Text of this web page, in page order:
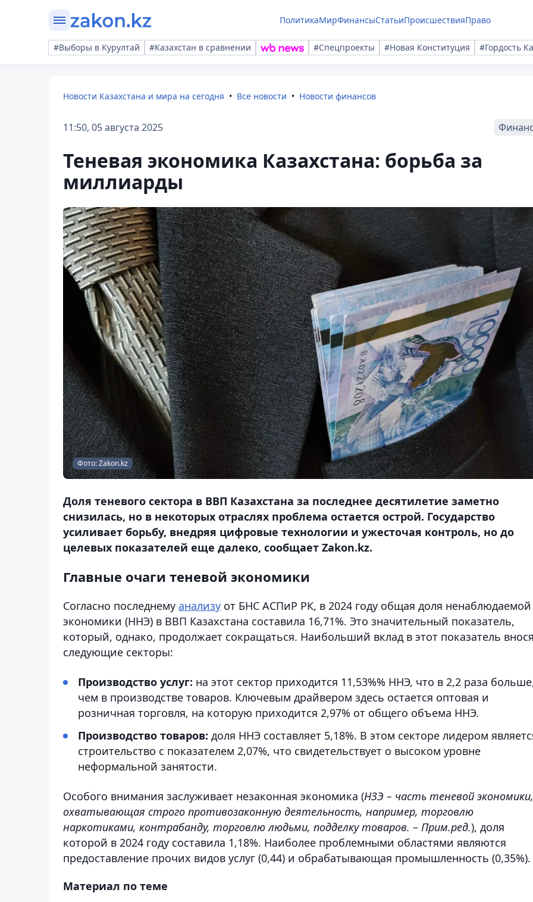
ПолитикаМирФинансыСтатьиПроисшествияПраво
#Выборы в Курултай #Казахстан в сравнении #Спецпроекты #Новая Конституция #Гордость
Новости Казахстана и мира на сегодня Все новости Новости финансов
11:50, 05 августа 2025
Теневая экономика Казахстана: борьба за
миллиарды
Фото: Zakon.kz
Доля теневого сектора в ВВП Казахстана за последнее десятилетие заметно
снизилась, но в некоторых отраслях проблема остается острой. Государство
усиливает борьбу, внедряя цифровые технологии и ужесточая контроль, но до
целевых показателей еще далеко, сообщает Zakon.kz.
Главные очаги теневой экономики
Согласно последнему анализу от БНС АСПиР РК, в 2024 году общая доля ненаблюдаемой
экономики (ННЭ) в ВВП Казахстана составила 16,71%. Это значительный показатель,
который, однако, продолжает сокращаться. Наибольший вклад в этот показатель
следующие секторы:
Производство услуг: на этот сектор приходится 11,53%% ННЭ, что в 2,2 раза
чем в производстве товаров. Ключевым драйвером здесь остается оптовая и
розничная торговля, на которую приходится 2,97% от общего объема ННЭ.
Производство товаров: доля ННЭ составляет 5,18%. В этом секторе лидером
строительство с показателем 2,07%, что свидетельствует о высоком уровне
неформальной занятости.
Особого внимания заслуживает незаконная экономика (НЗЭ – часть теневой экономики,
охватывающая строго противозаконную деятельность, например, торговлю
наркотиками, контрабанду, торговлю людьми, подделку товаров. – Прим.ред.), доля
которой в 2024 году составила 1,18%. Наиболее проблемными областями являются
предоставление прочих видов услуг (0,44) и обрабатывающая промышленность (0,35%).
Материал по теме